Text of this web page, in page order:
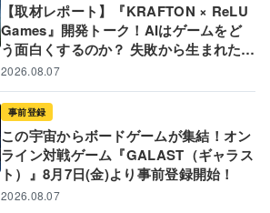
【取材レポート】『KRAFTON × ReLU
Games』開発トーク！AIはゲームをど
う面白くするのか？ 失敗から生まれた革
新的な開発ツールと現場のリアル
2026.08.07
事前登録
この宇宙からボードゲームが集結！オン
ライン対戦ゲーム『GALAST（ギャラス
ト）』8月7日(金)より事前登録開始！
2026.08.07